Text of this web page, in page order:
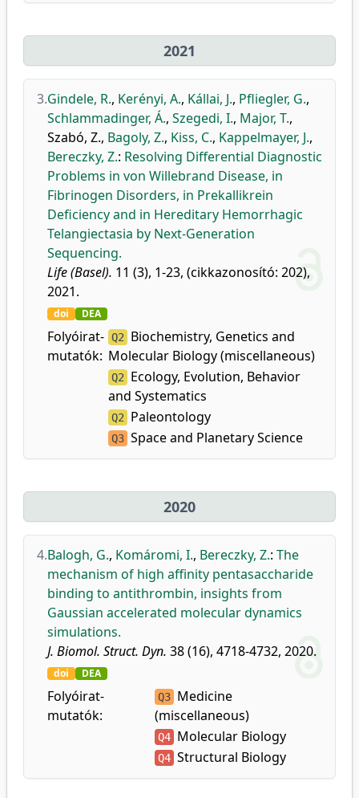
2021
3.Gindele, R., Kerényi, A., Kállai, J., Pfliegler, G.,
Schlammadinger, Á., Szegedi, I., Major, T.,
Szabó, Z., Bagoly, Z., Kiss, C., Kappelmayer, J.,
Bereczky, Z.: Resolving Differential Diagnostic
Problems in von Willebrand Disease, in
Fibrinogen Disorders, in Prekallikrein
Deficiency and in Hereditary Hemorrhagic
Telangiectasia by Next-Generation
Sequencing.
Life (Basel). 11 (3), 1-23, (cikkazonosító: 202),
2021.
doi DEA
Folyóirat-
mutatók:
Q2 Biochemistry, Genetics and
Molecular Biology (miscellaneous)
Q2 Ecology, Evolution, Behavior
and Systematics
Q2 Paleontology
Q3 Space and Planetary Science
2020
4.Balogh, G., Komáromi, I., Bereczky, Z.: The
mechanism of high affinity pentasaccharide
binding to antithrombin, insights from
Gaussian accelerated molecular dynamics
simulations.
J. Biomol. Struct. Dyn. 38 (16), 4718-4732, 2020.
doi DEA
Folyóirat-
mutatók:
Q3 Medicine
(miscellaneous)
Q4 Molecular Biology
Q4 Structural Biology